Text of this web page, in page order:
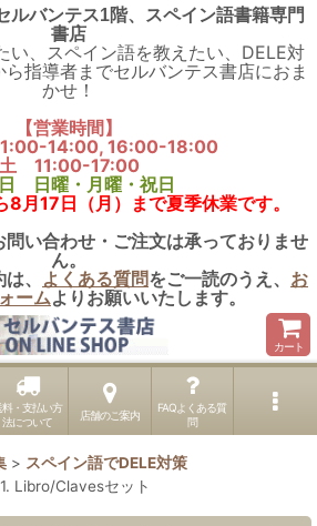
ルバンテス1階、スペイン語書籍専門
書店
い、スペイン語を教えたい、DELE対
指導者までセルバンテス書店におま
かせ！
【営業時間】
14:00, 16:00-18:00
土 11:00-17:00
日曜・月曜・祝日
月17日（月）まで夏季休業です。
い合わせ・ご注文は承っておりませ
ん。
、 よくある質問をご一読のうえ、 お
ームよりお願いいたします。
カート
料・支払い方
法について
店舗のご案内
FAQよくある質
問
> スペイン語でDELE対策
Libro/Clavesセット